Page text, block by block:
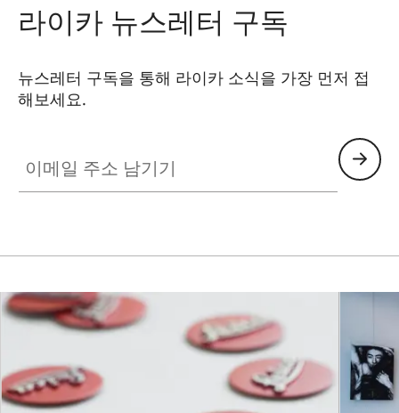
라이카 뉴스레터 구독
뉴스레터 구독을 통해 라이카 소식을 가장 먼저 접
해보세요.